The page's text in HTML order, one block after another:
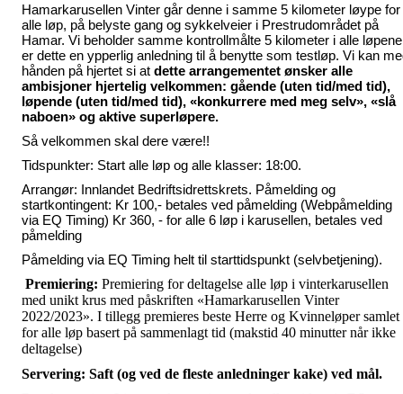
Hamarkarusellen Vinter går denne i samme 5 kilometer løype for
alle løp, på belyste gang og sykkelveier i Prestrudområdet på
Hamar. Vi beholder samme kontrollmålte 5 kilometer i alle
er dette en ypperlig anledning til å benytte som testløp. Vi kan
hånden på hjertet si at dette arrangementet ønsker alle
ambisjoner hjertelig velkommen: gående (uten tid/med tid),
løpende (uten tid/med tid), «konkurrere med meg selv», «slå
naboen» og aktive superløpere.
Så velkommen skal dere være!!
Tidspunkter: Start alle løp og alle klasser: 18:00.
Arrangør: Innlandet Bedriftsidrettskrets. Påmelding og
startkontingent: Kr 100,- betales ved påmelding (Webpåmelding
via EQ Timing) Kr 360, - for alle 6 løp i karusellen, betales ved
påmelding
Påmelding via EQ Timing helt til starttidspunkt (selvbetjening).
Premiering: Premiering for deltagelse alle løp i vinterkarusellen
med unikt krus med påskriften «Hamarkarusellen Vinter
2022/2023». I tillegg premieres beste Herre og Kvinneløper samlet
for alle løp basert på sammenlagt tid (makstid 40 minutter når ikke
deltagelse)
Servering: Saft (og ved de fleste anledninger kake) ved mål.